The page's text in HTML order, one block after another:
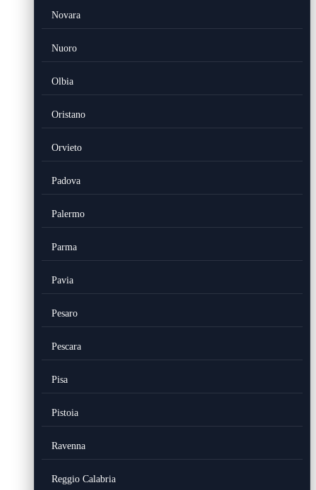
Novara
Nuoro
Olbia
Oristano
Orvieto
Padova
Palermo
Parma
Pavia
Pesaro
Pescara
Pisa
Pistoia
Ravenna
Reggio Calabria